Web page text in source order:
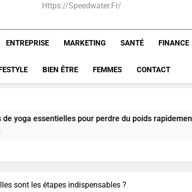
Https://speedwater.fr/
ENTREPRISE MARKETING SANTÉ FINANCE
BIEN ÊTRE FEMMES CONTACT
pour perdre du poids rapidement et durable
sont les étapes indispensables ?